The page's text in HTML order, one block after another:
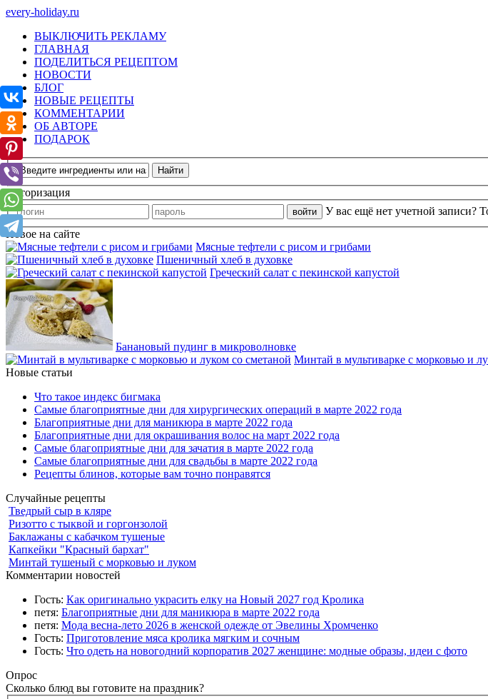
every-holiday.ru
ВЫКЛЮЧИТЬ РЕКЛАМУ
ГЛАВНАЯ
ПОДЕЛИТЬСЯ РЕЦЕПТОМ
НОВОСТИ
БЛОГ
НОВЫЕ РЕЦЕПТЫ
КОММЕНТАРИИ
ОБ АВТОРЕ
ПОДАРОК
Авторизация
У вас ещё нет учетной записи?
Новое на сайте
Мясные тефтели с рисом и грибами
Пшеничный хлеб в духовке
Греческий салат с пекинской капустой
Банановый пудинг в микроволновке
Минтай в мультиварке с морковью и
Новые статьи
Что такое индекс бигмака
Самые благоприятные дни для хирургических операций в марте 2022 года
Благоприятные дни для маникюра в марте 2022 года
Благоприятные дни для окрашивания волос на март 2022 года
Самые благоприятные дни для зачатия в марте 2022 года
Самые благоприятные дни для свадьбы в марте 2022 года
Рецепты блинов, которые вам точно понравятся
Случайные рецепты
Тведрый сыр в кляре
Ризотто с тыквой и горгонзолой
Баклажаны с кабачком тушеные
Капкейки "Красный бархат"
Минтай тушеный с морковью и луком
Комментарии новостей
Гость: Как оригинально украсить елку на Новый 2027 год Кролика
петя: Благоприятные дни для маникюра в марте 2022 года
петя: Мода весна-лето 2026 в женской одежде от Эвелины Хромченко
Гость: Приготовление мяса кролика мягким и сочным
Гость: Что одеть на новогодний корпоратив 2027 женщине: модные образы, идеи с фото
Опрос
Сколько блюд вы готовите на праздник?